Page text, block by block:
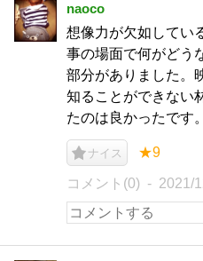
naoco
想像力が欠如してい
事の場面で何がどう
部分がありました。
知ることができない
たのは良かったです。
ナイス ★9
コメント(0) 2021/